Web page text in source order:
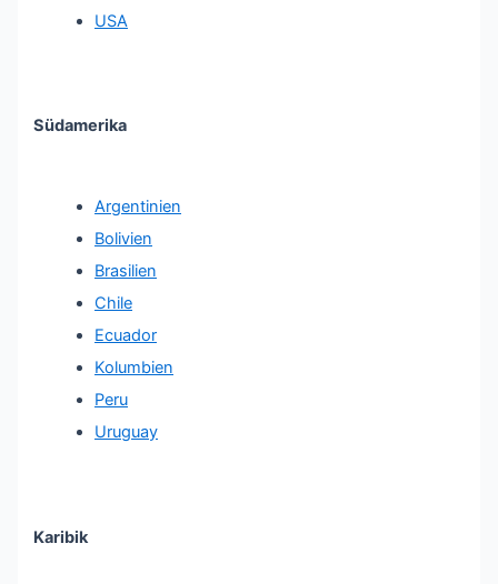
USA
Südamerika
Argentinien
Bolivien
Brasilien
Chile
Ecuador
Kolumbien
Peru
Uruguay
Karibik